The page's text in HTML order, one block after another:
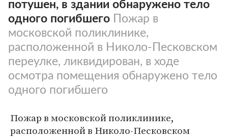
потушен, в здании обнаружено тело
одного погибшего Пожар в
московской поликлинике,
расположенной в Николо-Песковском
переулке, ликвидирован, в ходе
осмотра помещения обнаружено тело
одного погибшего
Пожар в московской поликлинике,
расположенной в Николо-Песковском